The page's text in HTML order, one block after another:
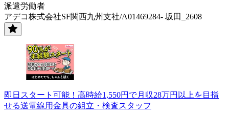
派遣労働者
アデコ株式会社SF関西九州支社/A01469284- 坂田_2608
即日スタート可能！高時給1,550円で月収28万円以上を目指
せる送電線用金具の組立・検査スタッフ